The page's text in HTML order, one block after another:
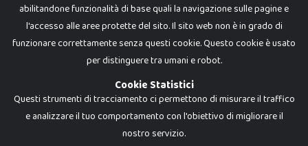
Dadi e Mattoncini è un brand di Giocabene Srl. Ogni riproduzione o utilizzo non
abilitandone funzionalità di base quali la navigazione sulle pagine e
l'accesso alle aree protette del sito. Il sito web non è in grado di
funzionare correttamente senza questi cookie. Questo cookie è usato
per distinguere tra umani e robot.
Cookie Statistici
Questi strumenti di tracciamento ci permettono di misurare il traffico
e analizzare il tuo comportamento con l'obiettivo di migliorare il
nostro servizio.